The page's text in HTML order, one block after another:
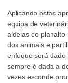
Aplicando estas
equipa de
aldeias do planalto
dos animais e
enfoque será dado
sempre é dada a
vezes esconde